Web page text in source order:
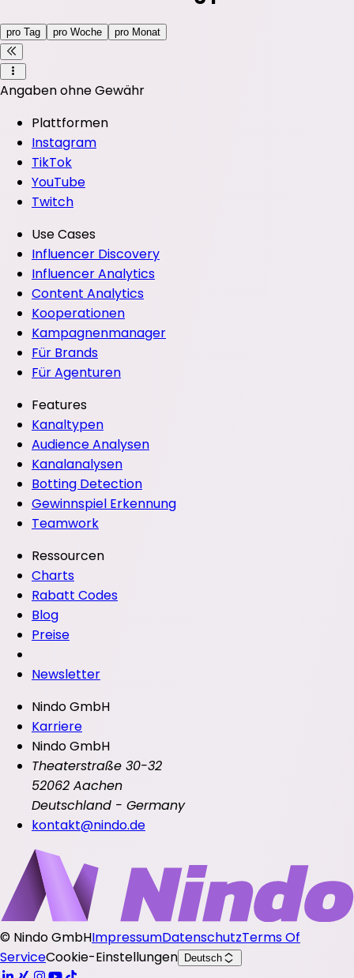
pro Tag pro Woche pro Monat
Angaben ohne Gewähr
Plattformen
Instagram
TikTok
YouTube
Twitch
Use Cases
Influencer Discovery
Influencer Analytics
Content Analytics
Kooperationen
Kampagnenmanager
Für Brands
Für Agenturen
Features
Kanaltypen
Audience Analysen
Kanalanalysen
Botting Detection
Gewinnspiel Erkennung
Teamwork
Ressourcen
Charts
Rabatt Codes
Blog
Preise
Newsletter
Nindo GmbH
Karriere
Nindo GmbH
Theaterstraße 30-32
52062 Aachen
Deutschland - Germany
kontakt@nindo.de
© Nindo GmbHImpressumDatenschutzTerms Of
ServiceCookie-Einstellungen Deutsch